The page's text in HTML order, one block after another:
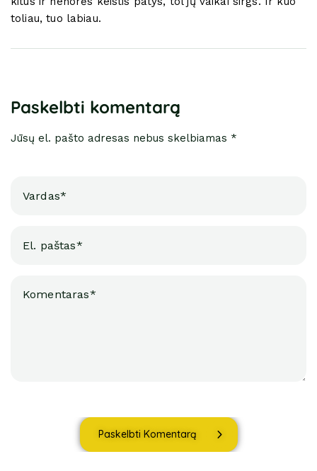
toliau, tuo labiau.
Paskelbti komentarą
Jūsų el. pašto adresas nebus skelbiamas *
Paskelbti Komentarą